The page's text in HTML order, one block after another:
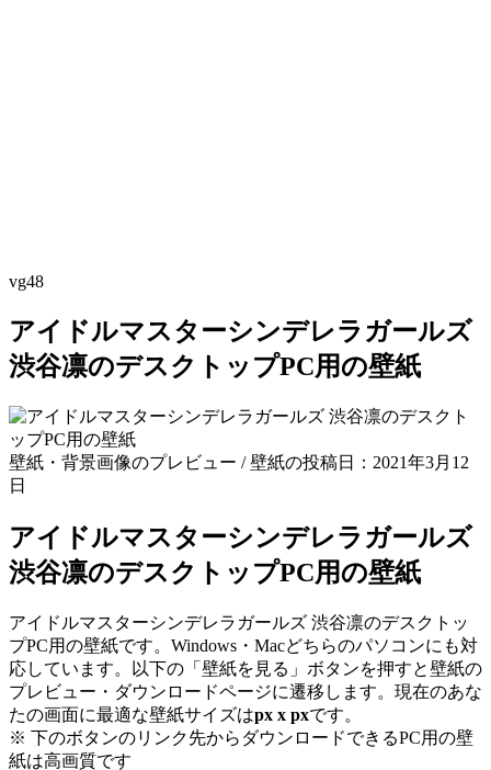
vg48
アイドルマスターシンデレラガールズ
渋谷凛のデスクトップPC用の壁紙
壁紙・背景画像のプレビュー / 壁紙の投稿日：2021年3月12
日
アイドルマスターシンデレラガールズ
渋谷凛のデスクトップPC用の壁紙
アイドルマスターシンデレラガールズ 渋谷凛のデスクトッ
プPC用の壁紙です。Windows・Macどちらのパソコンにも対
応しています。以下の「壁紙を見る」ボタンを押すと壁紙の
プレビュー・ダウンロードページに遷移します。現在のあな
たの画面に最適な壁紙サイズはpx x pxです。
※ 下のボタンのリンク先からダウンロードできるPC用の壁
紙は高画質です